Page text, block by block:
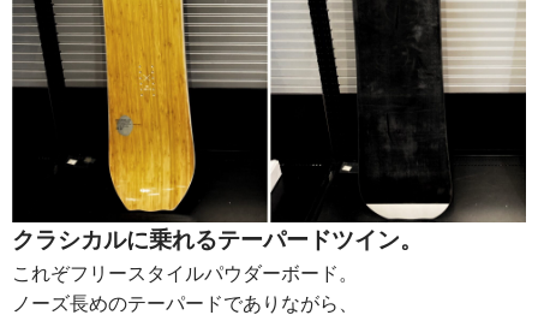
クラシカルに乗れるテーパードツイン。
これぞフリースタイルパウダーボード。
ノーズ長めのテーパードでありながら、